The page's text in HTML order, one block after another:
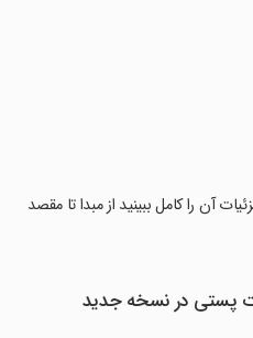
آن را کامل ببینید از مبدا تا مقصد
پستی در نسخه جدید